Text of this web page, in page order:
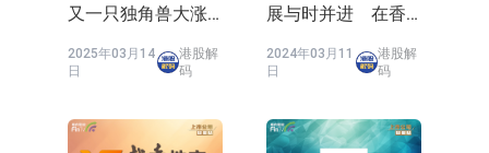
又一只独角兽大涨
2025年03月14
日
港股解
码
展与时并进 在香
认可
2024年03月11
日
港股解
码